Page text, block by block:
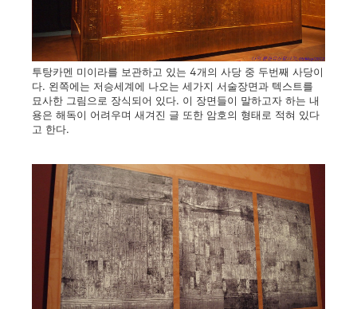
투탕카멘 미이라를 보관하고 있는 4개의 사당 중 두번째 사당이
다. 왼쪽에는 저승세계에 나오는 세가지 서술장면과 텍스트를
묘사한 그림으로 장식되어 있다. 이 장면들이 말하고자 하는 내
용은 해독이 어려우며 새겨진 글 또한 암호의 형태로 적혀 있다
고 한다.